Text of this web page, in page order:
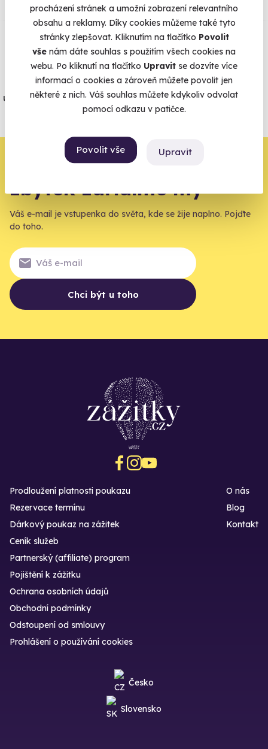
procházení stránek a umožní zobrazení relevantního
obsahu a reklamy. Díky cookies můžeme také tyto
stránky zlepšovat. Kliknutím na tlačítko Povolit
vše nám dáte souhlas s použitím všech cookies na
webu. Po kliknutí na tlačítko Upravit se dozvíte více
informací o cookies a zároveň můžete povolit jen
některé z nich. Váš souhlas můžete kdykoliv odvolat
pomocí odkazu v patičce.
Povolit vše Upravit
Zobraz ohlasy
Vše umíme pojistit
Jeden nikdy neví. Máme nejvyšší
úrazové pojištění z nabídky zážitkových
agentur.
Zbývá jeden krok,
zbytek zařídíme my
Váš e-mail je vstupenka do světa, kde se žije naplno. Pojďte
do toho.
Chci být u toho
Prodloužení platnosti poukazu
Rezervace termínu
Dárkový poukaz na zážitek
O nás
Blog
Kontakt
Ceník služeb
Partnerský (affiliate) program
Pojištění k zážitku
Ochrana osobních údajů
Obchodní podmínky
Odstoupení od smlouvy
Prohlášení o používání cookies
Česko
Slovensko